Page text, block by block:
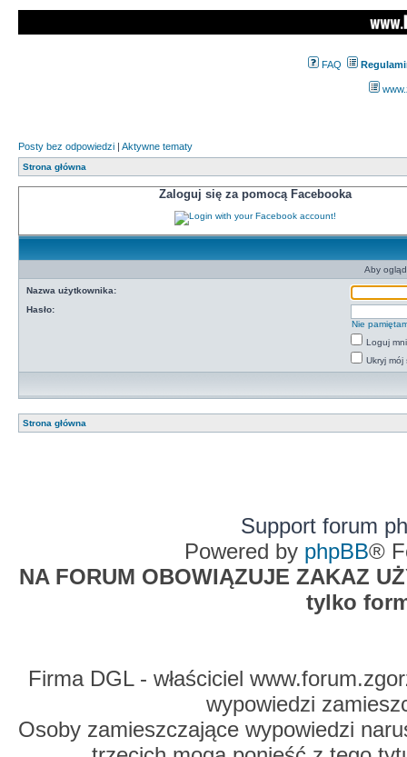
FAQ
Posty bez odpowiedzi | Aktywne tematy
Strona główna
Zaloguj się za pomocą Facebooka
Aby
Nazwa użytkownika:
Hasło:
Nie
Loguj
Ukryj mój
Strona główna
Support forum
Powered by phpBB®
NA FORUM OBOWIĄZUJE ZAKAZ
tylko
Firma DGL - właściciel
wypowiedzi
Osoby zamieszczające wypowiedzi